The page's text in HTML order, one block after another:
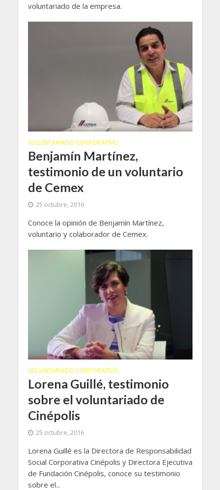
voluntariado de la empresa.
VOLUNTARIADO CORPORATIVO
Benjamín Martínez,
testimonio de un voluntario
de Cemex
25 octubre, 2016
Conoce la opinión de Benjamín Martínez,
voluntario y colaborador de Cemex.
VOLUNTARIADO CORPORATIVO
Lorena Guillé, testimonio
sobre el voluntariado de
Cinépolis
25 octubre, 2016
Lorena Guillé es la Directora de Responsabilidad
Social Corporativa Cinépolis y Directora Ejecutiva
de Fundación Cinépolis, conoce su testimonio
sobre el...